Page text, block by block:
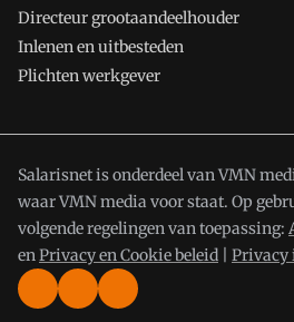
Directeur grootaandeelhouder
Inlenen en uitbesteden
Plichten werkgever
Salarisnet is onderdeel van VMN
waar VMN media voor staat. Op
volgende regelingen van toepassing:
enPrivacy en Cookie beleid Privacy